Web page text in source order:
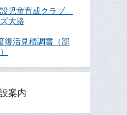
児童育成クラブ
大路
復活見積調書（部
案内